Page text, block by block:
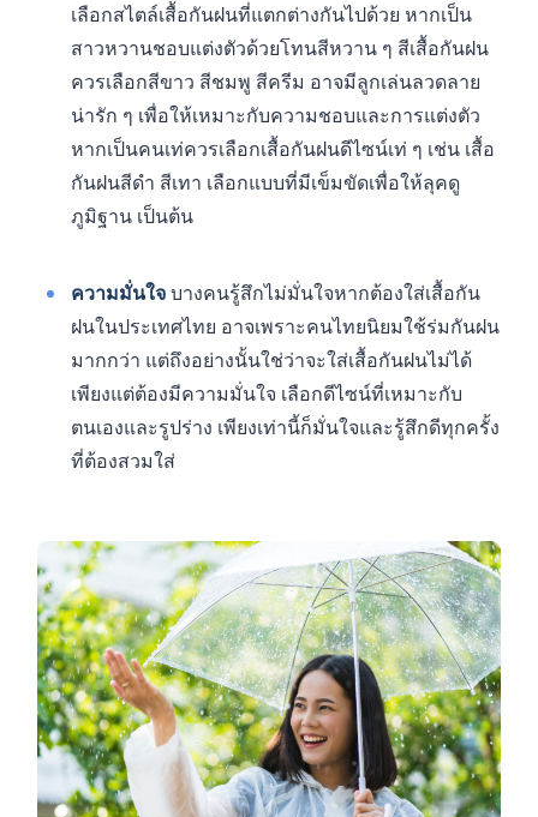
เลือกสไตล์เสื้อกันฝนที่แตกต่างกันไปด้วย หากเป็น
สาวหวานชอบแต่งตัวด้วยโทนสีหวาน ๆ สีเสื้อกันฝน
ควรเลือกสีขาว สีชมพู สีครีม อาจมีลูกเล่นลวดลาย
น่ารัก ๆ เพื่อให้เหมาะกับความชอบและการแต่งตัว
หากเป็นคนเท่ควรเลือกเสื้อกันฝนดีไซน์เท่ ๆ เช่น เสื้อ
กันฝนสีดำ สีเทา เลือกแบบที่มีเข็มขัดเพื่อให้ลุคดู
ภูมิฐาน เป็นต้น
ความมั่นใจบางคนรู้สึกไม่มั่นใจหากต้องใส่เสื้อกัน
ฝนในประเทศไทย อาจเพราะคนไทยนิยมใช้ร่มกันฝน
มากกว่า แต่ถึงอย่างนั้นใช่ว่าจะใส่เสื้อกันฝนไม่ได้
เพียงแต่ต้องมีความมั่นใจ เลือกดีไซน์ที่เหมาะกับ
ตนเองและรูปร่าง เพียงเท่านี้ก็มั่นใจและรู้สึกดีทุกครั้ง
ที่ต้องสวมใส่